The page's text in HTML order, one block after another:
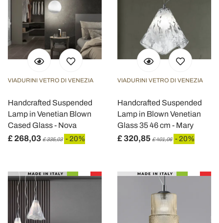
VIADURINI VETRO DI VENEZIA
Handcrafted Suspended
Lamp in Venetian Blown
Cased Glass - Nova
£ 268,03 £ 335,03 - 20%
VIADURINI VETRO DI VENEZIA
Handcrafted Suspended
Lamp in Blown Venetian
Glass 35 46 cm - Mary
£ 320,85 £ 401,06 - 20%